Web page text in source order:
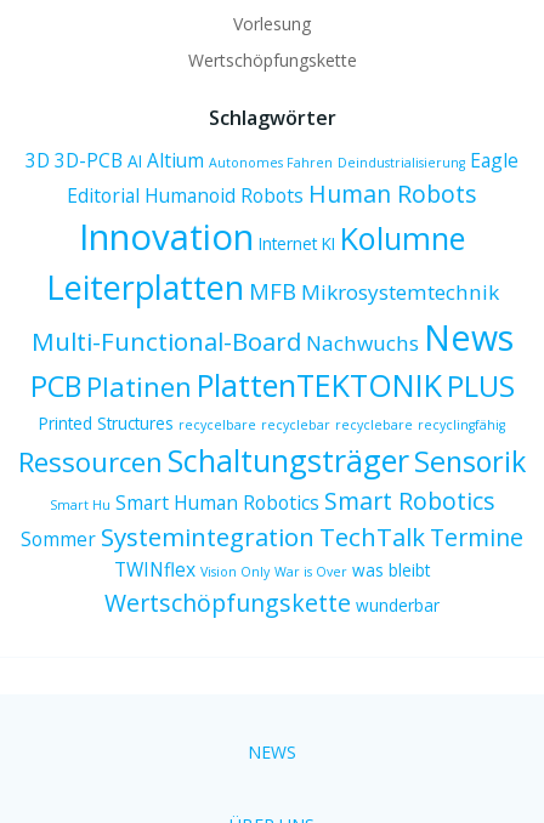
Vorlesung
Wertschöpfungskette
Schlagwörter
3D 3D-PCB AI Altium Autonomes Fahren Deindustrialisierung Eagle
Editorial Humanoid Robots Human Robots
Innovation Internet KI Kolumne
Leiterplatten MFB Mikrosystemtechnik
Multi-Functional-Board Nachwuchs News
PCB Platinen PlattenTEKTONIK PLUS
Printed Structures recycelbare recyclebar recyclebare recyclingfähig
Ressourcen SchaltungsträgerSensorik
Smart Hu Smart Human Robotics Smart Robotics
Sommer Systemintegration TechTalkTermine
TWINflex Vision Only War is Over was bleibt
Wertschöpfungskette wunderbar
NEWS